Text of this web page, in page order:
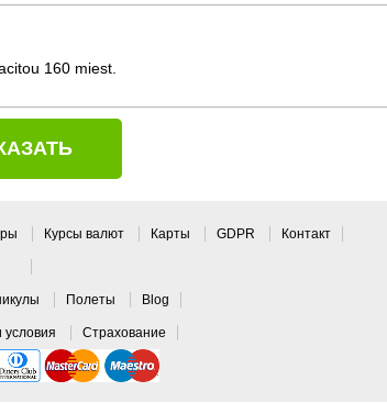
160 miest.
Курсы валют Карты GDPR Контакт
Полеты Blog
Страхование